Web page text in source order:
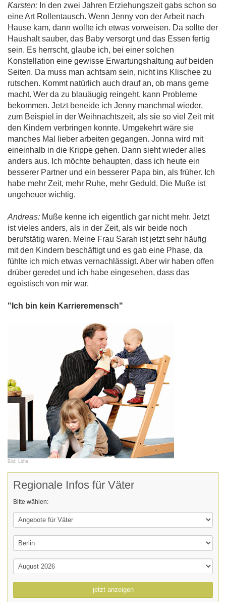
Karsten: In den zwei Jahren Erziehungszeit gabs schon so
eine Art Rollentausch. Wenn Jenny von der Arbeit nach
Hause kam, dann wollte ich etwas vorweisen. Da sollte der
Haushalt sauber, das Baby versorgt und das Essen fertig
sein. Es herrscht, glaube ich, bei einer solchen
Konstellation eine gewisse Erwartungshaltung auf beiden
Seiten. Da muss man achtsam sein, nicht ins Klischee zu
rutschen. Kommt natürlich auch drauf an, ob mans gerne
macht. Wer da zu blauäugig reingeht, kann Probleme
bekommen. Jetzt beneide ich Jenny manchmal wieder,
zum Beispiel in der Weihnachtszeit, als sie so viel Zeit mit
den Kindern verbringen konnte. Umgekehrt wäre sie
manches Mal lieber arbeiten gegangen. Jonna wird mit
eineinhalb in die Krippe gehen. Dann sieht wieder alles
anders aus. Ich möchte behaupten, dass ich heute ein
besserer Partner und ein besserer Papa bin, als früher. Ich
habe mehr Zeit, mehr Ruhe, mehr Geduld. Die Muße ist
ungeheuer wichtig.
Andreas: Muße kenne ich eigentlich gar nicht mehr. Jetzt
ist vieles anders, als in der Zeit, als wir beide noch
berufstätig waren. Meine Frau Sarah ist jetzt sehr häufig
mit den Kindern beschäftigt und es gab eine Phase, da
fühlte ich mich etwas vernachlässigt. Aber wir haben offen
drüber geredet und ich habe eingesehen, dass das
egoistisch von mir war.
"Ich bin kein Karrieremensch"
Bild: Litha
Regionale Infos für Väter
Bitte wählen:
jetzt anzeigen